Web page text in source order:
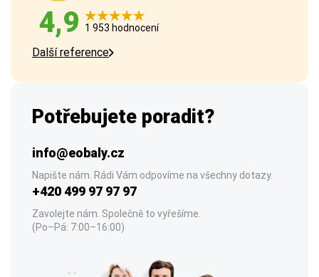
4,9 1 953 hodnocení
Další reference
Potřebujete poradit?
info@eobaly.cz
Napište nám. Rádi Vám odpovíme na všechny dotazy.
+420 499 97 97 97
Zavolejte nám. Společně to vyřešíme.
(Po–Pá: 7:00–16:00)